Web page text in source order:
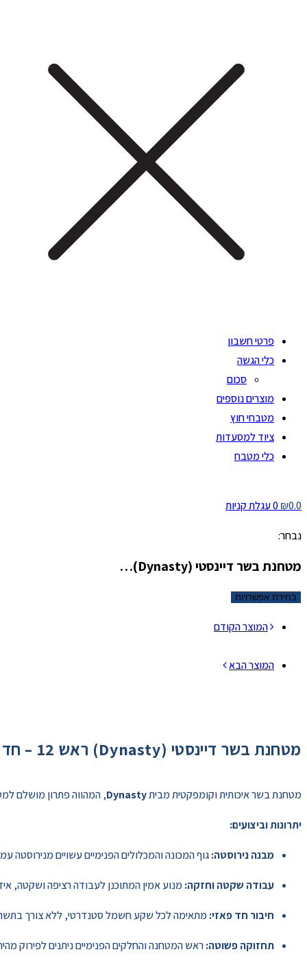
פרטי חשבון
כלי הגשה
סכום
מוצרים נוספים
מטבחי חוץ
ציוד למסעדות
כלי מטבח
₪0.0
0 עגלת קניות
נבחר:
מטחנת בשר דיינסטי (Dynasty)…
בחירת אפשרויות
המוצר הקודם
המוצר הבא
מטחנת בשר דיינסטי (Dynasty) ראש 12 – חד פזי
מטחנת בשר איכותית וקומפקטית מביתDynasty, המהווה פתרון מושלם
יתרונות וביצועים:
מבנה נירוסטה:גוף המכונה והמכלולים הפנימיים עשויים מנירוסטה
עבודה שקטה וחזקה:מנוע אמין המתוכנן לעבודה רציפה ושקטה,
חיבור חד פאזי:מתאימה לכל שקע חשמל סטנדרטי, ללא צורך
תחזוקה פשוטה:ראש המטחנה והחלקים הפנימיים ניתנים לפירוק מהיר